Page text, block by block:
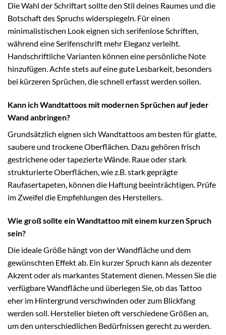
Die Wahl der Schriftart sollte den Stil deines Raumes und die
Botschaft des Spruchs widerspiegeln. Für einen
minimalistischen Look eignen sich serifenlose Schriften,
während eine Serifenschrift mehr Eleganz verleiht.
Handschriftliche Varianten können eine persönliche Note
hinzufügen. Achte stets auf eine gute Lesbarkeit, besonders
bei kürzeren Sprüchen, die schnell erfasst werden sollen.
Kann ich Wandtattoos mit modernen Sprüchen auf jeder
Wand anbringen?
Grundsätzlich eignen sich Wandtattoos am besten für glatte,
saubere und trockene Oberflächen. Dazu gehören frisch
gestrichene oder tapezierte Wände. Raue oder stark
strukturierte Oberflächen, wie z.B. stark geprägte
Raufasertapeten, können die Haftung beeinträchtigen. Prüfe
im Zweifel die Empfehlungen des Herstellers.
Wie groß sollte ein Wandtattoo mit einem kurzen Spruch
sein?
Die ideale Größe hängt von der Wandfläche und dem
gewünschten Effekt ab. Ein kurzer Spruch kann als dezenter
Akzent oder als markantes Statement dienen. Messen Sie die
verfügbare Wandfläche und überlegen Sie, ob das Tattoo
eher im Hintergrund verschwinden oder zum Blickfang
werden soll. Hersteller bieten oft verschiedene Größen an,
um den unterschiedlichen Bedürfnissen gerecht zu werden.